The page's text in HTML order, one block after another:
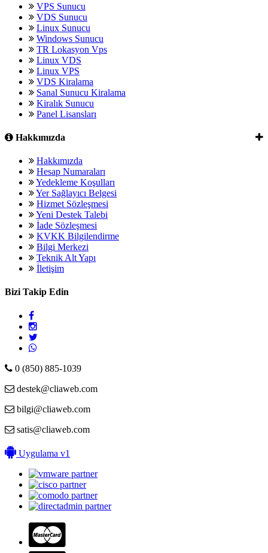
VPS Sunucu
VDS Sunucu
Linux Sunucu
Windows Sunucu
TR Lokasyon Vps
Linux VDS
Linux VPS
VDS Kiralama
Sanal Sunucu Kiralama
Kiralık Sunucu
Panel Lisansları
Hakkımızda
Hakkımızda
Hesap Numaraları
Yedekleme Koşulları
Yer Sağlayıcı Belgesi
Hizmet Sözleşmesi
Yeni Destek Talebi
İade Sözleşmesi
KVKK Bilgilendirme
Bilgi Merkezi
Teknik Alt Yapı
İletişim
Bizi Takip Edin
0 (850) 885-1039
destek@cliaweb.com
bilgi@cliaweb.com
satis@cliaweb.com
Uygulama v1